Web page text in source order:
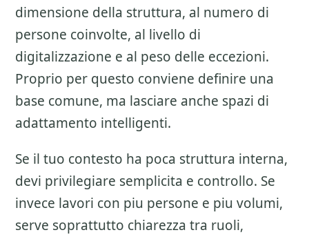
dimensione della struttura, al numero di
persone coinvolte, al livello di
digitalizzazione e al peso delle eccezioni.
Proprio per questo conviene definire una
base comune, ma lasciare anche spazi di
adattamento intelligenti.
Se il tuo contesto ha poca struttura interna,
devi privilegiare semplicita e controllo. Se
invece lavori con piu persone e piu volumi,
serve soprattutto chiarezza tra ruoli,